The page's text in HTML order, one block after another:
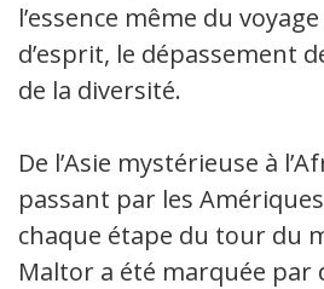
l’essence même du
d’esprit, le dépassement
de la diversité.
De l’Asie mystérieuse à
passant par les
chaque étape du tour du
Maltor a été marquée par